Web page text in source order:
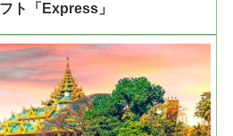
ト「Express」